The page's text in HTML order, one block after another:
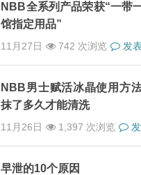
NBB全系列产品荣获“一带
馆指定用品”
11月27日 742 次浏览 发
NBB男士赋活冰晶使用方
抹了多久才能清洗
11月26日 1,397 次浏览
早泄的10个原因